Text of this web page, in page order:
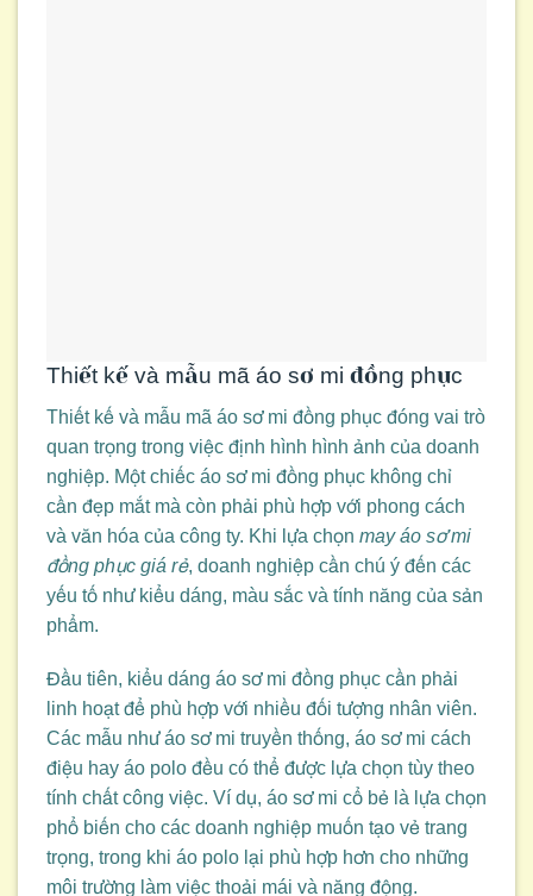
Thiết kế và mẫu mã áo sơ mi đồng phục
Thiết kế và mẫu mã áo sơ mi đồng phục đóng vai trò
quan trọng trong việc định hình hình ảnh của doanh
nghiệp. Một chiếc áo sơ mi đồng phục không chỉ
cần đẹp mắt mà còn phải phù hợp với phong cách
và văn hóa của công ty. Khi lựa chọn may áo sơ mi
đồng phục giá rẻ, doanh nghiệp cần chú ý đến các
yếu tố như kiểu dáng, màu sắc và tính năng của sản
phẩm.
Đầu tiên, kiểu dáng áo sơ mi đồng phục cần phải
linh hoạt để phù hợp với nhiều đối tượng nhân viên.
Các mẫu như áo sơ mi truyền thống, áo sơ mi cách
điệu hay áo polo đều có thể được lựa chọn tùy theo
tính chất công việc. Ví dụ, áo sơ mi cổ bẻ là lựa chọn
phổ biến cho các doanh nghiệp muốn tạo vẻ trang
trọng, trong khi áo polo lại phù hợp hơn cho những
môi trường làm việc thoải mái và năng động.